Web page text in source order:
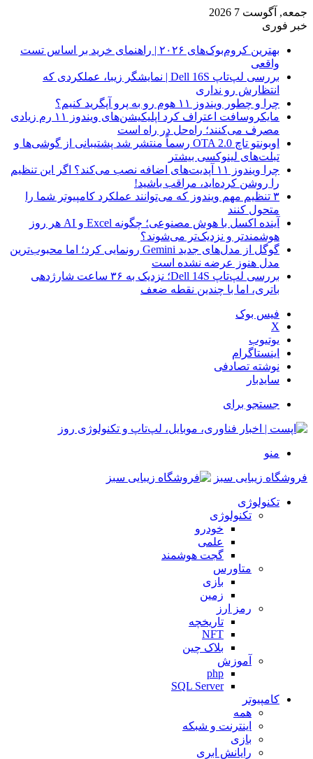
جمعه, آگوست 7 2026
خبر فوری
بهترین کروم‌بوک‌های ۲۰۲۶ | راهنمای خرید بر اساس تست
واقعی
بررسی لپ‌تاپ Dell 16S | نمایشگر زیبا، عملکردی که
انتظارش رو نداری
چرا و چطور ویندوز ۱۱ هوم رو به پرو آپگرید کنیم؟
مایکروسافت اعتراف کرد اپلیکیشن‌های ویندوز ۱۱ رم زیادی
مصرف می‌کنند؛ راه‌حل در راه است
اوبونتو تاچ OTA 2.0 رسماً منتشر شد پشتیبانی از گوشی‌ها و
تبلت‌های لینوکسی بیشتر
چرا ویندوز ۱۱ آپدیت‌های اضافه نصب می‌کند؟ اگر این تنظیم
را روشن کرده‌اید، مراقب باشید!
۳ تنظیم مهم ویندوز که می‌توانند عملکرد کامپیوتر شما را
متحول کنند
آینده اکسل با هوش مصنوعی؛ چگونه Excel و AI هر روز
هوشمندتر و نزدیک‌تر می‌شوند؟
گوگل از مدل‌های جدید Gemini رونمایی کرد؛ اما محبوب‌ترین
مدل هنوز عرضه نشده است
بررسی لپ‌تاپ Dell 14S؛ نزدیک به ۳۶ ساعت شارژدهی
باتری، اما با چندین نقطه ضعف
فیس بوک
X
یوتیوب
اینستاگرام
نوشته تصادفی
سایدبار
جستجو برای
منو
فروشگاه زیبایی سبز
تکنولوژی
تکنولوژی
خودرو
علمی
گجت هوشمند
متاورس
بازی
زمین
رمز ارز
تاریخچه
NFT
بلاک چین
آموزش
php
SQL Server
کامپیوتر
همه
اینترنت و شبکه
بازی
رایانش ابری